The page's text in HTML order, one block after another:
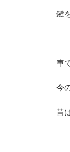
鍵
車
今
昔